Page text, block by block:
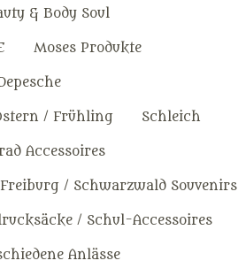
& Body Soul
Moses Produkte
/ Frühling Schleich
Accessoires
Freiburg / Schwarzwald Souvenirs
/ Schul-Accessoires
Anlässe